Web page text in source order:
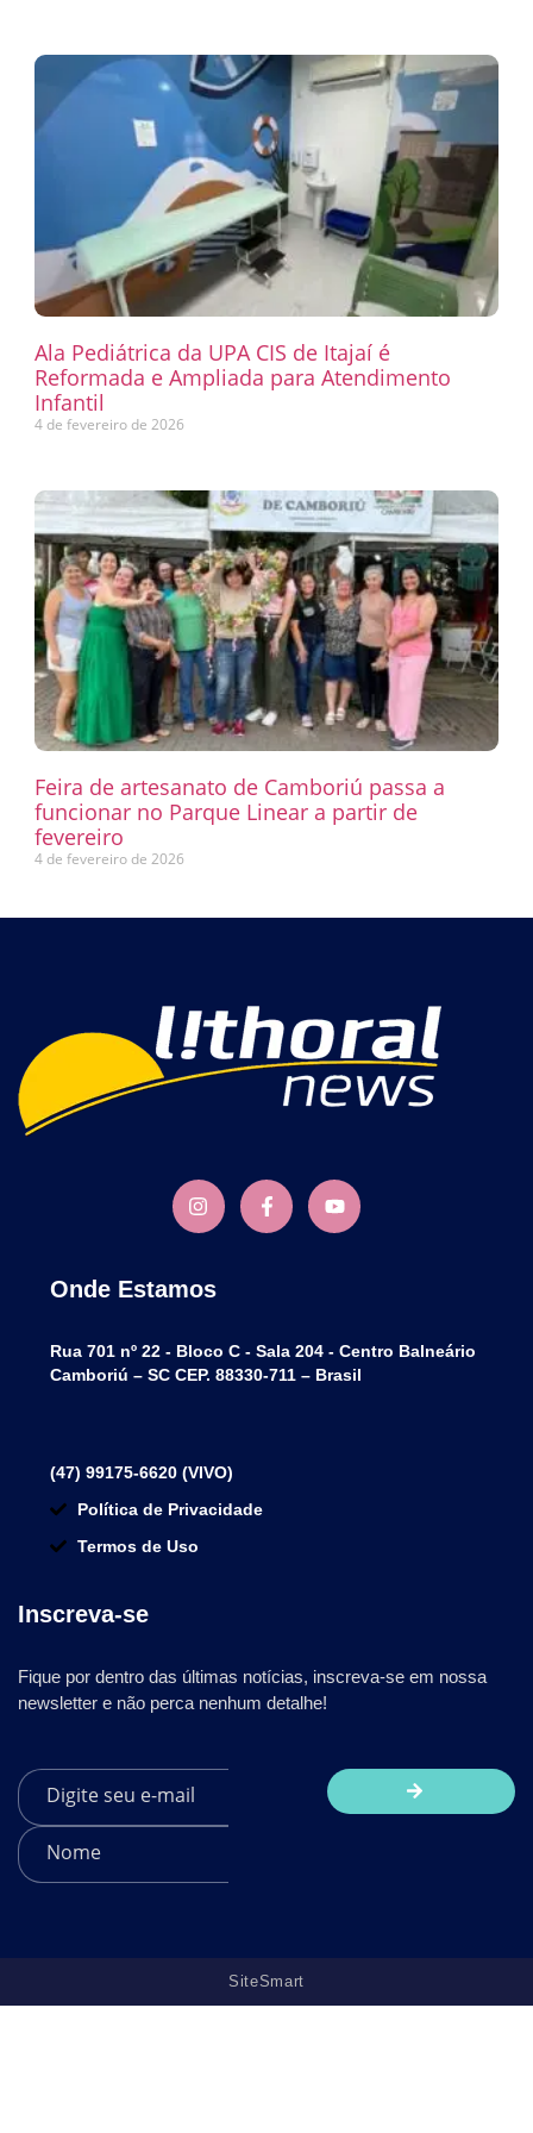
Ala Pediátrica da UPA CIS de Itajaí é
Reformada e Ampliada para Atendimento
Infantil
4 de fevereiro de 2026
Feira de artesanato de Camboriú passa a
funcionar no Parque Linear a partir de
fevereiro
4 de fevereiro de 2026
Onde Estamos
Rua 701 nº 22 - Bloco C - Sala 204 - Centro Balneário
Camboriú – SC CEP. 88330-711 – Brasil
(47) 99175-6620 (VIVO)
Política de Privacidade
Termos de Uso
Inscreva-se
Fique por dentro das últimas notícias, inscreva-se em nossa
newsletter e não perca nenhum detalhe!
SiteSmart